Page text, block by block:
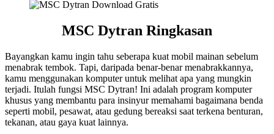
MSC Dytran Ringkasan
Bayangkan kamu ingin tahu seberapa kuat mobil mainan sebelum
menabrak tembok. Tapi, daripada benar-benar menabrakkannya,
kamu menggunakan komputer untuk melihat apa yang mungkin
terjadi. Itulah fungsi MSC Dytran! Ini adalah program komputer
khusus yang membantu para insinyur memahami bagaimana benda
seperti mobil, pesawat, atau gedung bereaksi saat terkena benturan,
tekanan, atau gaya kuat lainnya.